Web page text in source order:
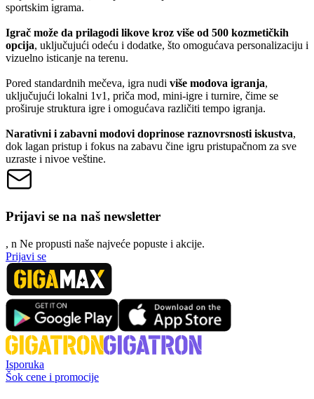
sportskim igrama.
Igrač može da prilagodi likove kroz više od 500 kozmetičkih
opcija, uključujući odeću i dodatke, što omogućava personalizaciju i
vizuelno isticanje na terenu.
Pored standardnih mečeva, igra nudi više modova igranja,
uključujući lokalni 1v1, priča mod, mini-igre i turnire, čime se
proširuje struktura igre i omogućava različiti tempo igranja.
Narativni i zabavni modovi doprinose raznovrsnosti iskustva,
dok lagan pristup i fokus na zabavu čine igru pristupačnom za sve
uzraste i nivoe veštine.
Prijavi se na naš newsletter
, n Ne propusti naše najveće popuste i akcije.
Prijavi se
Isporuka
Šok cene i promocije